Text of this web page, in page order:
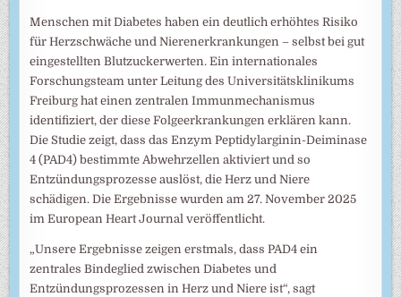
Menschen mit Diabetes haben ein deutlich erhöhtes Risiko
für Herzschwäche und Nierenerkrankungen – selbst bei gut
eingestellten Blutzuckerwerten. Ein internationales
Forschungsteam unter Leitung des Universitätsklinikums
Freiburg hat einen zentralen Immunmechanismus
identifiziert, der diese Folgeerkrankungen erklären kann.
Die Studie zeigt, dass das Enzym Peptidylarginin-Deiminase
4 (PAD4) bestimmte Abwehrzellen aktiviert und so
Entzündungsprozesse auslöst, die Herz und Niere
schädigen. Die Ergebnisse wurden am 27. November 2025
im European Heart Journal veröffentlicht.
„Unsere Ergebnisse zeigen erstmals, dass PAD4 ein
zentrales Bindeglied zwischen Diabetes und
Entzündungsprozessen in Herz und Niere ist“, sagt